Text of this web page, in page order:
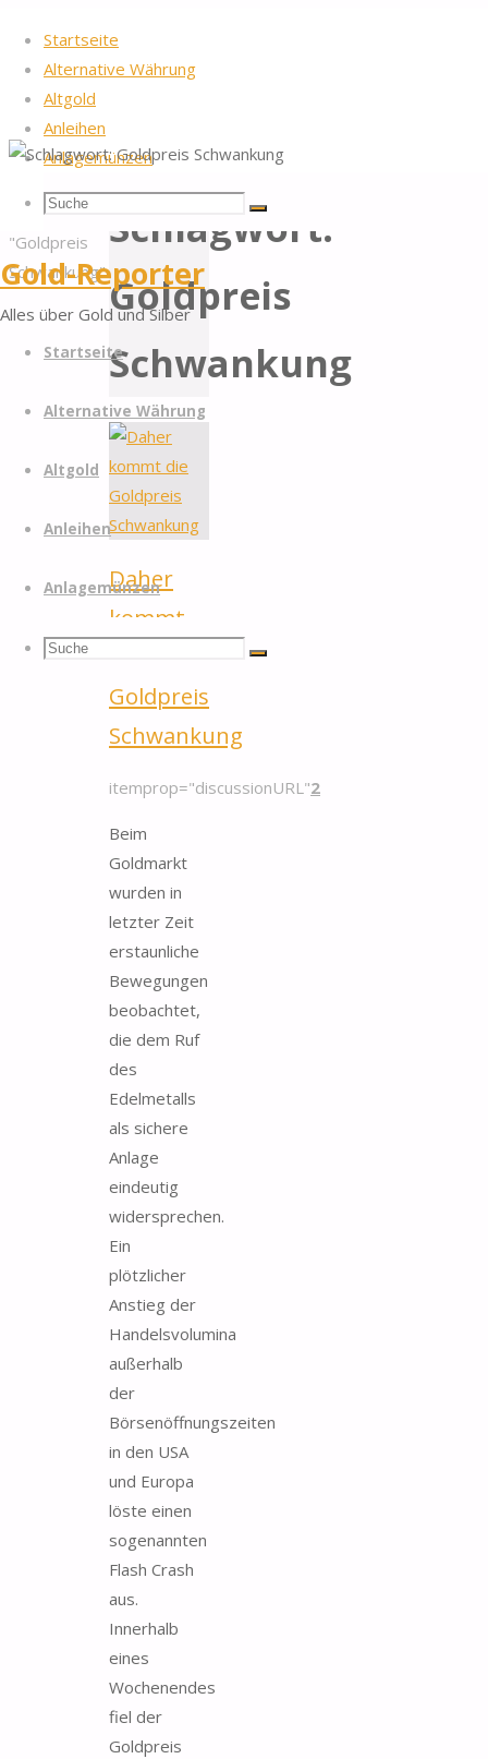
Startseite
Alternative Währung
Altgold
Anleihen
Anlagemünzen
Suche
Suchen
nach:
Suche
Gold-Reporter
Alles über Gold und Silber
Startseite
Alternative Währung
Altgold
Anleihen
Anlagemünzen
Suche
Suchen
Suche
verschlagwortet
"Goldpreis
Schwankung"
Schlagwort:
Goldpreis
Schwankung
Daher
kommt
Goldpreis
Schwankung
itemprop="discussionURL"2
Beim
Goldmarkt
wurden in
letzter Zeit
erstaunliche
Bewegungen
beobachtet,
die dem Ruf
des
Edelmetalls
als sichere
Anlage
eindeutig
widersprechen.
Ein
plötzlicher
Anstieg der
Handelsvolumina
außerhalb
der
Börsenöffnungszeiten
in den USA
und Europa
löste einen
sogenannten
Flash Crash
aus.
Innerhalb
eines
Wochenendes
fiel der
Goldpreis
oben